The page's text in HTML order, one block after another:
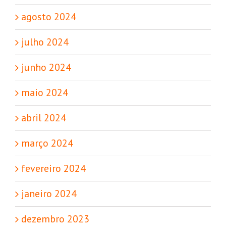
agosto 2024
julho 2024
junho 2024
maio 2024
abril 2024
março 2024
fevereiro 2024
janeiro 2024
dezembro 2023